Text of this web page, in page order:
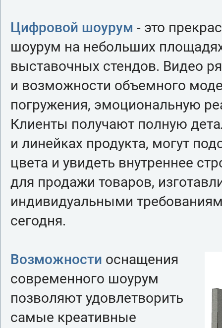
Цифровой шоурум - это
шоурум на небольших
выставочных стендов. Видео
и возможности объемного
погружения, эмоциональную
Клиенты получают полную
и линейках продукта, могут
цвета и увидеть внутреннее
для продажи товаров,
индивидуальными
сегодня.
Возможности оснащения
современного шоурум
позволяют удовлетворить
самые креативные